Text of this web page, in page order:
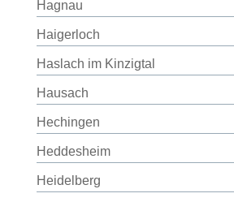
Hagnau
Haigerloch
Haslach im Kinzigtal
Hausach
Hechingen
Heddesheim
Heidelberg